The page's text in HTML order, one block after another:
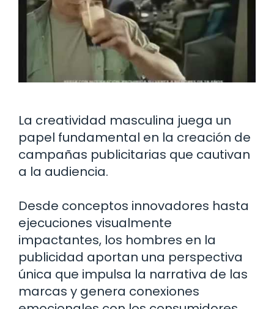
La creatividad masculina juega un
papel fundamental en la creación de
campañas publicitarias que cautivan
a la audiencia.
Desde conceptos innovadores hasta
ejecuciones visualmente
impactantes, los hombres en la
publicidad aportan una perspectiva
única que impulsa la narrativa de las
marcas y genera conexiones